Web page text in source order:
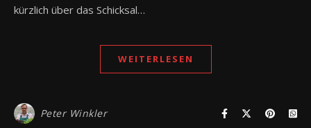
kürzlich über das Schicksal…
WEITERLESEN
Peter Winkler